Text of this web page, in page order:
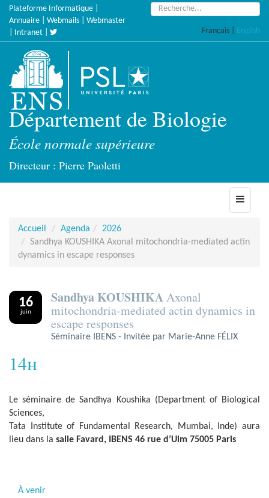
Accèder
directement
Plateforme Informatique
Annuaire
Webmails
Webmaster
Intranet
Rechercher :
Français English
Département de Biologie
École normale supérieure
Directeur : Pierre Paoletti
Toggle
Accueil
Agenda
2026
Sandhya KOUSHIKA Axonal mitochondria-mediated actin
dynamics in escape responses
16
juin
Sandhya KOUSHIKAAxonal
mitochondria-mediated actin dynamics in
escape responses
Séminaire IBENS - Invitée par Marie-Anne FÉLIX
14h
Le séminaire de Sandhya Koushika (Department of Biological
Sciences,
Tata Institute of Fundamental Research, Mumbai, Inde) aura
lieu dans la salle Favard, IBENS 46 rue d’Ulm 75005 Paris
À venir